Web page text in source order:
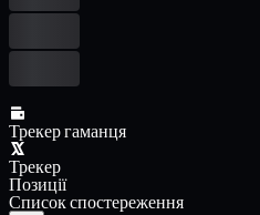
Трекер гаманця
Трекер
Позиції
Список спостереження